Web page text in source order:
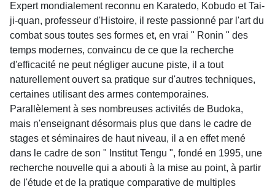
Expert mondialement reconnu en Karatedo, Kobudo et Tai-
ji-quan, professeur d'Histoire, il reste passionné par l'art du
combat sous toutes ses formes et, en vrai " Ronin " des
temps modernes, convaincu de ce que la recherche
d'efficacité ne peut négliger aucune piste, il a tout
naturellement ouvert sa pratique sur d'autres techniques,
certaines utilisant des armes contemporaines.
Parallèlement à ses nombreuses activités de Budoka,
mais n'enseignant désormais plus que dans le cadre de
stages et séminaires de haut niveau, il a en effet mené
dans le cadre de son " Institut Tengu ", fondé en 1995, une
recherche nouvelle qui a abouti à la mise au point, à partir
de l'étude et de la pratique comparative de multiples